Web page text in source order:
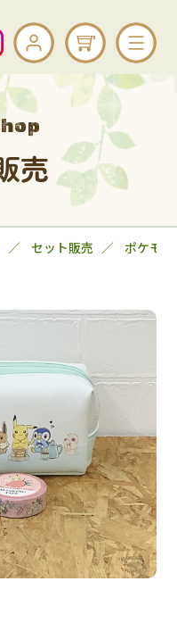
売
セット販売 ポケモ